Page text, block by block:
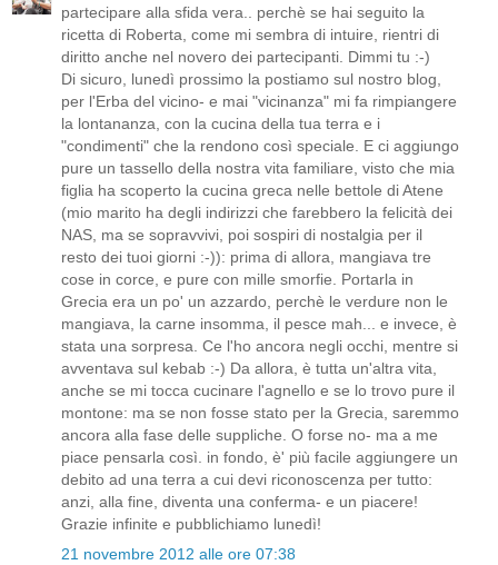
partecipare alla sfida vera.. perchè se hai seguito la
ricetta di Roberta, come mi sembra di intuire, rientri di
diritto anche nel novero dei partecipanti. Dimmi tu :-)
Di sicuro, lunedì prossimo la postiamo sul nostro blog,
per l'Erba del vicino- e mai "vicinanza" mi fa rimpiangere
la lontananza, con la cucina della tua terra e i
"condimenti" che la rendono così speciale. E ci aggiungo
pure un tassello della nostra vita familiare, visto che mia
figlia ha scoperto la cucina greca nelle bettole di Atene
(mio marito ha degli indirizzi che farebbero la felicità dei
NAS, ma se sopravvivi, poi sospiri di nostalgia per il
resto dei tuoi giorni :-)): prima di allora, mangiava tre
cose in corce, e pure con mille smorfie. Portarla in
Grecia era un po' un azzardo, perchè le verdure non le
mangiava, la carne insomma, il pesce mah... e invece, è
stata una sorpresa. Ce l'ho ancora negli occhi, mentre si
avventava sul kebab :-) Da allora, è tutta un'altra vita,
anche se mi tocca cucinare l'agnello e se lo trovo pure il
montone: ma se non fosse stato per la Grecia, saremmo
ancora alla fase delle suppliche. O forse no- ma a me
piace pensarla così. in fondo, è' più facile aggiungere un
debito ad una terra a cui devi riconoscenza per tutto:
anzi, alla fine, diventa una conferma- e un piacere!
Grazie infinite e pubblichiamo lunedì!
21 novembre 2012 alle ore 07:38